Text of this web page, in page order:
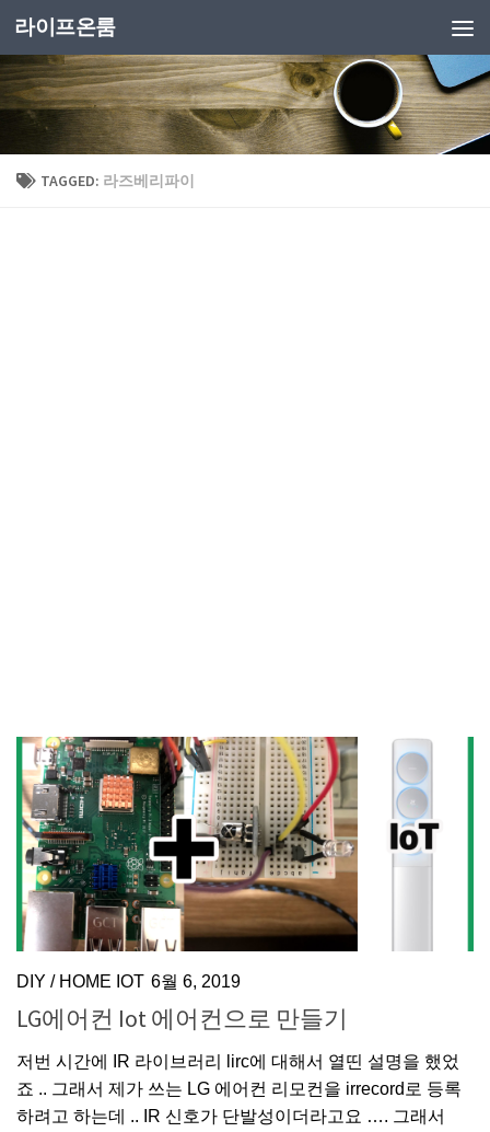
라이프온룸
TAGGED: 라즈베리파이
DIY / HOME IOT 6월 6, 2019
LG에어컨 Iot 에어컨으로 만들기
저번 시간에 IR 라이브러리 lirc에 대해서 열띤 설명을 했었
죠 .. 그래서 제가 쓰는 LG 에어컨 리모컨을 irrecord로 등록
하려고 하는데 .. IR 신호가 단발성이더라고요 …. 그래서